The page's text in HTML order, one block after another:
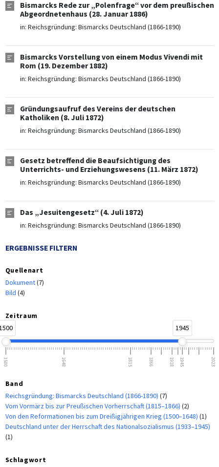
Bismarcks Rede zur „Polenfrage“ vor dem preußischen
Abgeordnetenhaus (28. Januar 1886)
in: Reichsgründung: Bismarcks Deutschland (1866-1890)
Bismarcks Vorstellung von einem Modus Vivendi mit
Rom (19. Dezember 1882)
in: Reichsgründung: Bismarcks Deutschland (1866-1890)
Gründungsaufruf des Vereins der deutschen
Katholiken (8. Juli 1872)
in: Reichsgründung: Bismarcks Deutschland (1866-1890)
Gesetz betreffend die Beaufsichtigung des
Unterrichts- und Erziehungswesens (11. März 1872)
in: Reichsgründung: Bismarcks Deutschland (1866-1890)
Das „Jesuitengesetz“ (4. Juli 1872)
in: Reichsgründung: Bismarcks Deutschland (1866-1890)
ERGEBNISSE FILTERN
Quellenart
Dokument(7)
Bild (4)
Zeitraum
1945
1500 1648 1815 1866 1918 1945 2023
Band
Reichsgründung: Bismarcks Deutschland (1866-1890) (7)
Vom Vormärz bis zur Preußischen Vorherrschaft (1815–1866) (2)
Von den Reformationen bis zum Dreißigjährigen Krieg (1500–1648) (1)
Deutschland unter der Herrschaft des Nationalsozialismus (1933–1945)
(1)
Schlagwort